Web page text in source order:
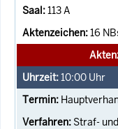
113 A
16
10:00 Uhr
Straf-